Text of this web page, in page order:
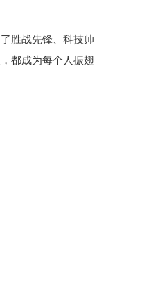
胜战先锋、科技帅
都成为每个人振翅